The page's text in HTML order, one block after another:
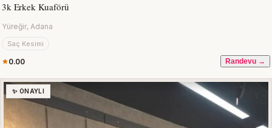
3k Erkek Kuaförü
Yüreğir, Adana
Saç Kesimi
0.00 Randevu →
✨ ONAYLI